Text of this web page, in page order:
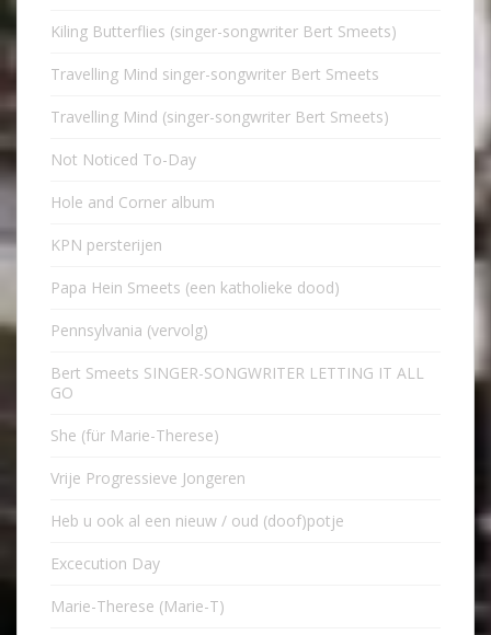
Kiling Butterflies (singer-songwriter Bert Smeets)
Travelling Mind singer-songwriter Bert Smeets
Travelling Mind (singer-songwriter Bert Smeets)
Not Noticed To-Day
Hole and Corner album
KPN persterijen
Papa Hein Smeets (een katholieke dood)
Pennsylvania (vervolg)
Bert Smeets SINGER-SONGWRITER LETTING IT ALL
GO
She (für Marie-Therese)
Vrije Progressieve Jongeren
Heb u ook al een nieuw / oud (doof)potje
Excecution Day
Marie-Therese (Marie-T)